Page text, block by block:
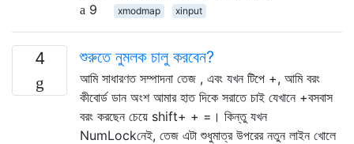
9
xmodmap xinput
4 শুরুতে নুমলক চালু করবেন?
আমি সাধারণত সম্পাদনা তেজ , এবং যখন টিপে +, আমি বরং
কীবোর্ড ডান অংশ আমার হাত দিকে সরাতে চাই যেখানে +বসবাস
বরং করছেন চেয়ে shift+ + =। কিন্তু যখন
NumLockনেই, তেজ এটা শুধুমাত্র উপরের নতুন লাইন খোলে